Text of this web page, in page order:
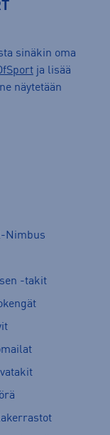
sinäkin oma
ja lisää
näytetään
Nimbus
-takit